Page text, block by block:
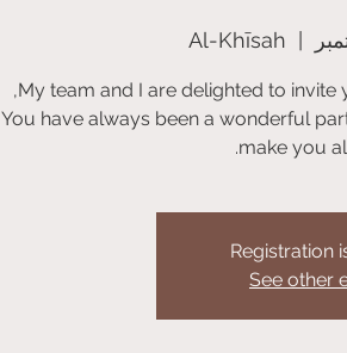
Al-Khīsah
You have always been a wonderful
make you
Registration
See other